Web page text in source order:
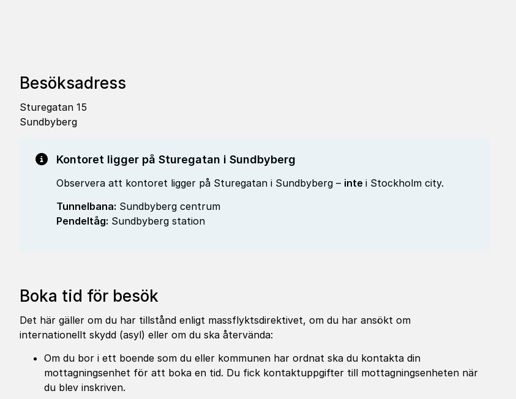
Besöksadress
Sturegatan 15
Sundbyberg
Kontoret ligger på Sturegatan i Sundbyberg
Observera att kontoret ligger på Sturegatan i Sundbyberg – inte i Stockholm city.
Tunnelbana: Sundbyberg centrum
Pendeltåg: Sundbyberg station
Boka tid för besök
Det här gäller om du har tillstånd enligt massflyktsdirektivet, om du har ansökt om
internationellt skydd (asyl) eller om du ska återvända:
Om du bor i ett boende som du eller kommunen har ordnat ska du kontakta din
mottagningsenhet för att boka en tid. Du fick kontaktuppgifter till mottagningsenheten när
du blev inskriven.